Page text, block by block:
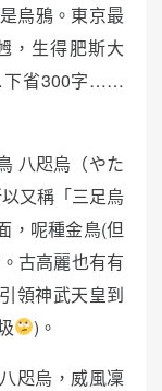
烏鴉。東京最
，生得肥斯大
省300字……
八咫烏（やた
又稱「三足烏
，呢種金鳥(但
古高麗也有有
領神武天皇到
)。
咫烏，威風凜